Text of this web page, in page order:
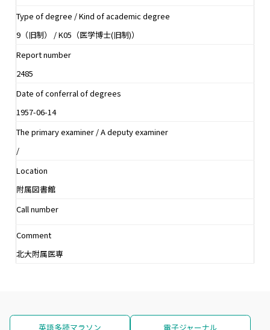
Type of degree / Kind of academic degree
9（旧制） / K05（医学博士(旧制)）
Report number
2485
Date of conferral of degrees
1957-06-14
The primary examiner / A deputy examiner
/
Location
附属図書館
Call number
Comment
北大附属医専
英語多読マラソン 電子ジャーナル